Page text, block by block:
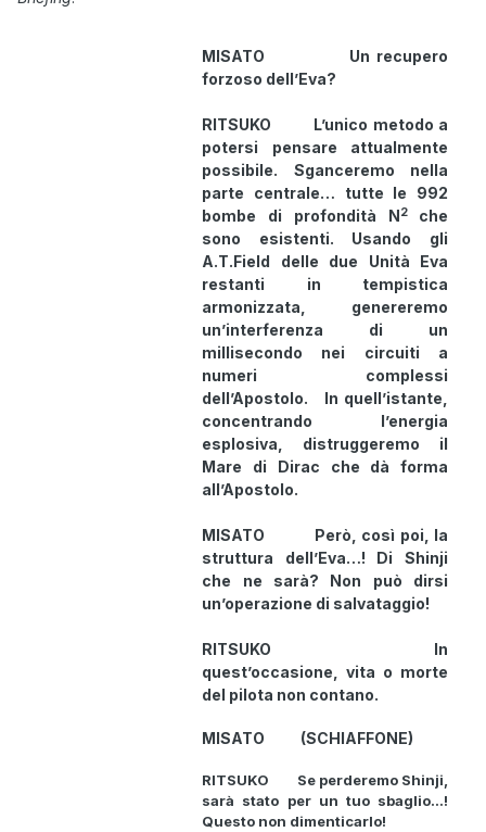
MISATO Un recupero
forzoso dell’Eva?
RITSUKO L’unico metodo a
potersi pensare attualmente
possibile. Sganceremo nella
parte centrale… tutte le 992
bombe di profondità N2 che
sono esistenti. Usando gli
A.T.Field delle due Unità Eva
restanti in tempistica
armonizzata, genereremo
un’interferenza di un
millisecondo nei circuiti a
numeri complessi
dell’Apostolo.
In quell’istante,
concentrando l’energia
esplosiva, distruggeremo il
Mare di Dirac che dà forma
all’Apostolo.
MISATO Però, così poi, la
struttura dell’Eva…! Di Shinji
che ne sarà? Non può dirsi
un’operazione di salvataggio!
RITSUKO In
quest’occasione, vita o morte
del pilota non contano.
MISATO (SCHIAFFONE)
RITSUKO Se perderemo Shinji,
sarà stato per un tuo sbaglio…!
Questo non dimenticarlo!